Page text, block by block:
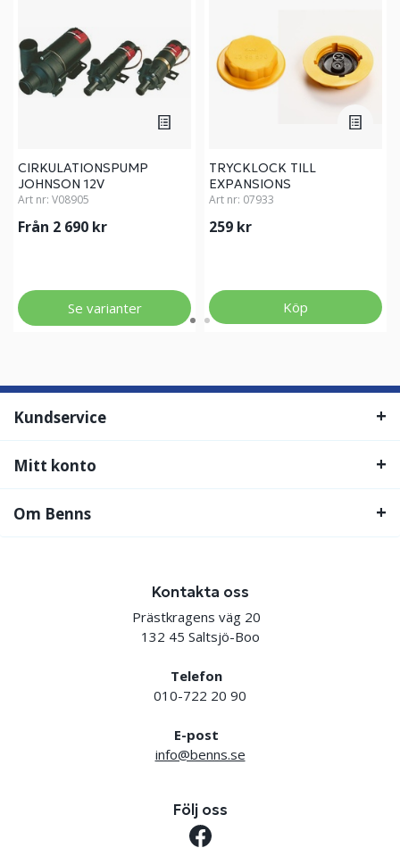
CIRKULATIONSPUMP
JOHNSON 12V
Art nr: V08905
Från 2 690 kr
Se varianter
TRYCKLOCK TILL
EXPANSIONS
Art nr: 07933
259 kr
Köp
Kundservice
Mitt konto
Om Benns
Kontakta oss
Prästkragens väg 20
132 45 Saltsjö-Boo
Telefon
010-722 20 90
E-post
info@benns.se
Följ oss